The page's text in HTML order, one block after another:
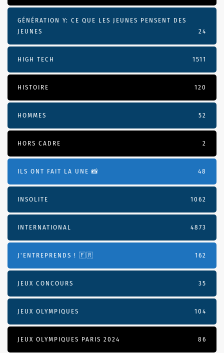
GÉNÉRATION Y: CE QUE LES JEUNES PENSENT DES
JEUNES
24
HIGH TECH 1511
HISTOIRE 120
HOMMES 52
HORS CADRE 2
ILS ONT FAIT LA UNE 📸 48
INSOLITE 1062
INTERNATIONAL 4873
J'ENTREPRENDS ! 🇫🇷 162
JEUX CONCOURS 35
JEUX OLYMPIQUES 104
JEUX OLYMPIQUES PARIS 2024 86